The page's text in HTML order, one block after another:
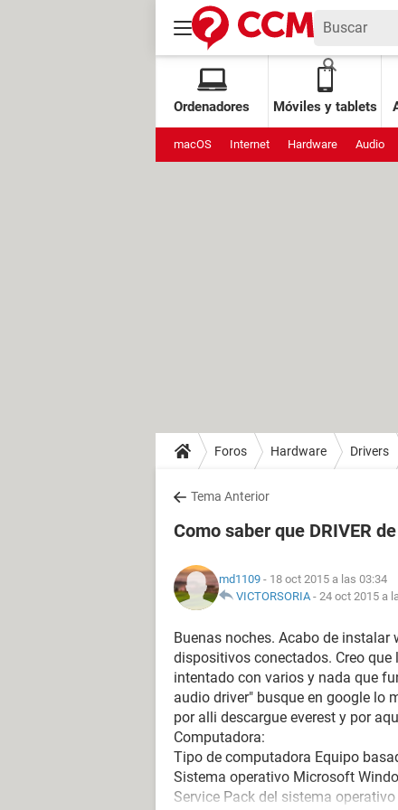
Ordenadores Móviles y tablets
macOS Internet Hardware Audio
Foros Hardware Drivers
Tema Anterior
Como saber que DRIVER
md1109 - 18 oct 2015 a las 03:34
VICTORSORIA- 24 oct 2015 a
Buenas noches. Acabo de
dispositivos conectados. Creo
intentado con varios y nada que
audio driver" busque en google lo
por alli descargue everest y por
Computadora:
Tipo de computadora Equipo
Sistema operativo Microsoft
Service Pack del sistema operativo